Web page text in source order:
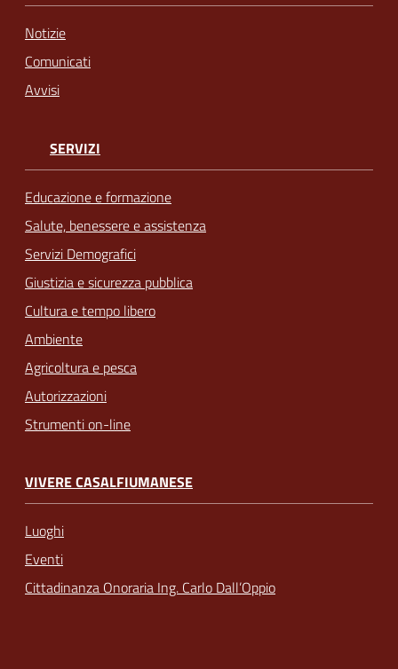
Notizie
Comunicati
Avvisi
SERVIZI
Educazione e formazione
Salute, benessere e assistenza
Servizi Demografici
Giustizia e sicurezza pubblica
Cultura e tempo libero
Ambiente
Agricoltura e pesca
Autorizzazioni
Strumenti on-line
VIVERE CASALFIUMANESE
Luoghi
Eventi
Cittadinanza Onoraria Ing. Carlo Dall’Oppio